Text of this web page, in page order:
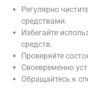
Регулярно
средствами.
Избегайте
средств.
Проверяйте
Своевременно
Обращайтесь к